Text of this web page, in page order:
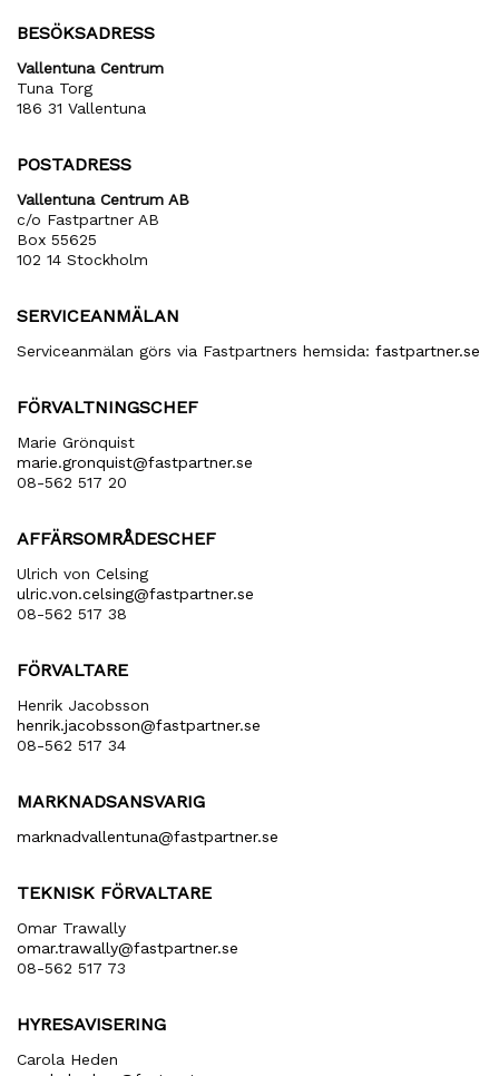
BESÖKSADRESS
Vallentuna Centrum
Tuna Torg
186 31 Vallentuna
POSTADRESS
Vallentuna Centrum AB
c/o Fastpartner AB
Box 55625
102 14 Stockholm
SERVICEANMÄLAN
Serviceanmälan görs via Fastpartners hemsida: fastpartner.se
FÖRVALTNINGSCHEF
Marie Grönquist
marie​.gronquist​@fastpartner​.se
08-562 517 20
AFFÄRSOMRÅDESCHEF
Ulrich von Celsing
ulric​.von​.celsing​@fastpartner​.se
08-562 517 38
FÖRVALTARE
Henrik Jacobsson
henrik​.jacobsson​@fastpartner​.se
08-562 517 34
MARKNADSANSVARIG
marknadvallentuna​@fastpartner​.se
TEKNISK FÖRVALTARE
Omar Trawally
omar.trawally@fastpartner.se
08-562 517 73
HYRESAVISERING
Carola Heden